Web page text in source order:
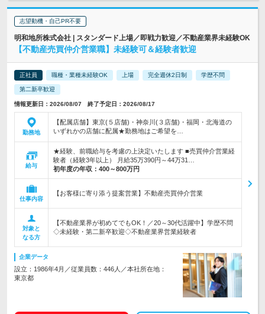
志望動機・自己PR不要
明和地所株式会社 | スタンダード上場／即戦力歓迎／不動産業界未経験OK
【不動産売買仲介営業職】未経験可＆経験者歓迎
正社員 職種・業種未経験OK 上場 完全週休2日制 学歴不問
第二新卒歓迎
情報更新日：2026/08/07 終了予定日：2026/08/17
勤務地
【配属店舗】東京(５店舗)・神奈川(３店舗)・福岡・北海道の
いずれかの店舗に配属★勤務地はご希望を…
給与
★経験、前職給与を考慮の上決定いたします ■売買仲介営業経
験者（経験3年以上） 月給35万390円～44万31…
初年度の年収： 400～800万円
仕事内容
【お客様に寄り添う提案営業】不動産売買仲介営業
対象と
なる方
【不動産業界が初めてでもOK！／20～30代活躍中】学歴不問
◇未経験・第二新卒歓迎◇不動産業界営業経験者
企業データ
設立：1986年4月／従業員数：446人／本社所在地：
東京都